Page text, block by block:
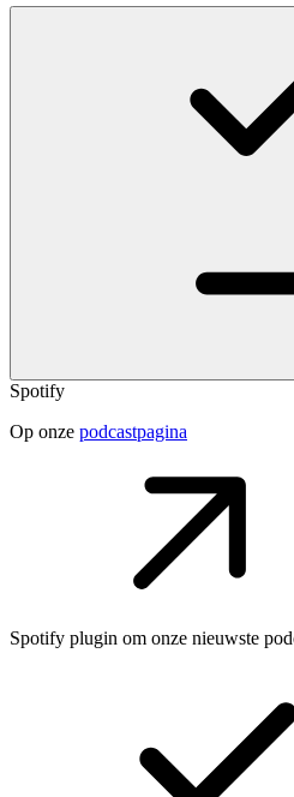
Spotify
Op onze podcastpagina
Spotify plugin om onze nieuwste